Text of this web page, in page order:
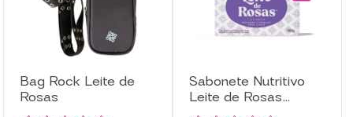
Bag Rock Leite de
Rosas
Sabonete Nutritivo
Leite de Rosas